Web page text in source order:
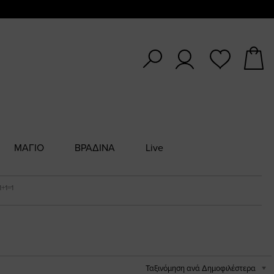
ΜΑΓΙΟ ΒΡΑΔΙΝΑ Live
Ταξινόμηση ανά Δημοφιλέστερα